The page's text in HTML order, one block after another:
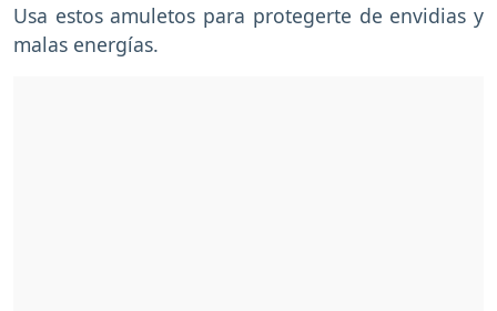
Usa estos amuletos para protegerte de envidias y
malas energías.